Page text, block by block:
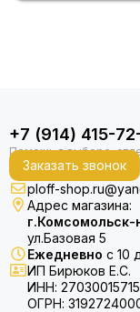
+7 (914) 415-
Заказать звонок
ploff-
Адрес магазина:
ул.Базовая 5
Ежедневно с 10
ИП Бирюков Е.С.
ИНН:
ОГРН: